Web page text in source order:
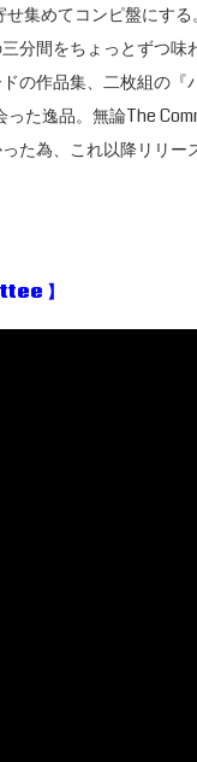
集めてコンピ盤にす
分間をちょっとずつ
の作品集、二枚組の『
た逸品。無論The
た為、これ以降リリ
】